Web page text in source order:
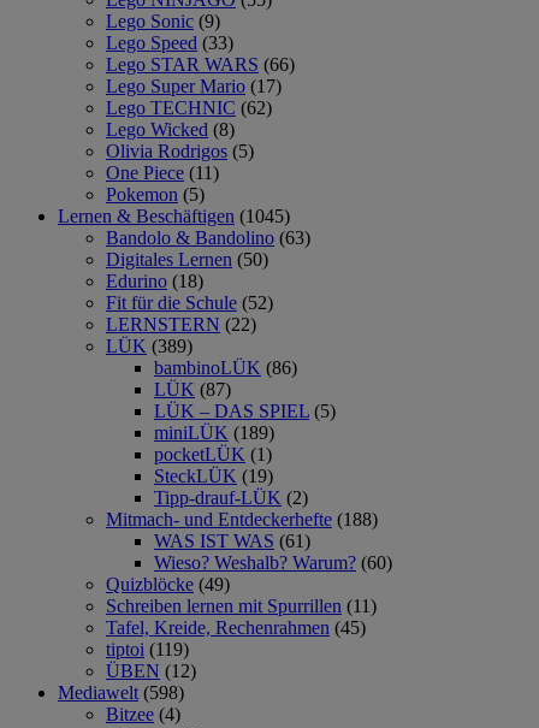
Lego Sonic (9)
Lego Speed (33)
Lego STAR WARS (66)
Lego Super Mario (17)
Lego TECHNIC (62)
Lego Wicked (8)
Olivia Rodrigos (5)
One Piece (11)
Pokemon (5)
Lernen & Beschäftigen (1045)
Bandolo & Bandolino (63)
Digitales Lernen (50)
Edurino (18)
Fit für die Schule (52)
LERNSTERN (22)
LÜK (389)
bambinoLÜK (86)
LÜK (87)
LÜK – DAS SPIEL (5)
miniLÜK (189)
pocketLÜK (1)
SteckLÜK (19)
Tipp-drauf-LÜK (2)
Mitmach- und Entdeckerhefte (188)
WAS IST WAS (61)
Wieso? Weshalb? Warum? (60)
Quizblöcke (49)
Schreiben lernen mit Spurrillen (11)
Tafel, Kreide, Rechenrahmen (45)
tiptoi (119)
ÜBEN (12)
Mediawelt (598)
Bitzee (4)